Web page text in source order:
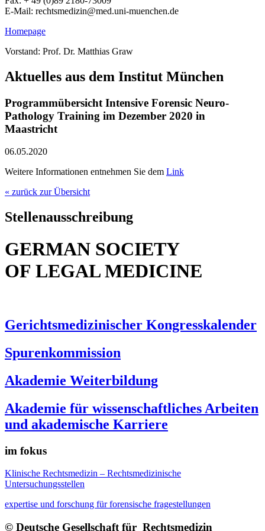
E-Mail: rechtsmedizin@med.uni-muenchen.de
Homepage
Vorstand: Prof. Dr. Matthias Graw
Aktuelles aus dem Institut München
Programmübersicht Intensive Forensic Neuro-
Pathology Training im Dezember 2020 in
Maastricht
06.05.2020
Weitere Informationen entnehmen Sie dem Link
« zurück zur Übersicht
Stellenausschreibung
GERMAN SOCIETY
OF LEGAL MEDICINE
Gerichtsmedizinischer Kongresskalender
Spurenkommission
Akademie Weiterbildung
Akademie für wissenschaftliches Arbeiten
und akademische Karriere
im fokus
Klinische Rechtsmedizin – Rechtsmedizinische
Untersuchungsstellen
expertise und forschung für forensische fragestellungen
© Deutsche Gesellschaft für Rechtsmedizin